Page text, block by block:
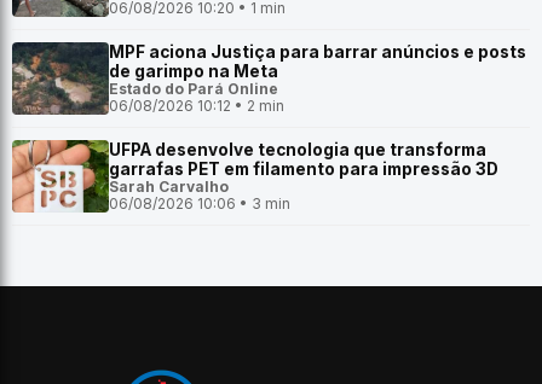
06/08/2026 10:20 • 1 min
MPF aciona Justiça para barrar anúncios e posts
de garimpo na Meta
Estado do Pará Online
06/08/2026 10:12 • 2 min
UFPA desenvolve tecnologia que transforma
garrafas PET em filamento para impressão 3D
Sarah Carvalho
06/08/2026 10:06 • 3 min